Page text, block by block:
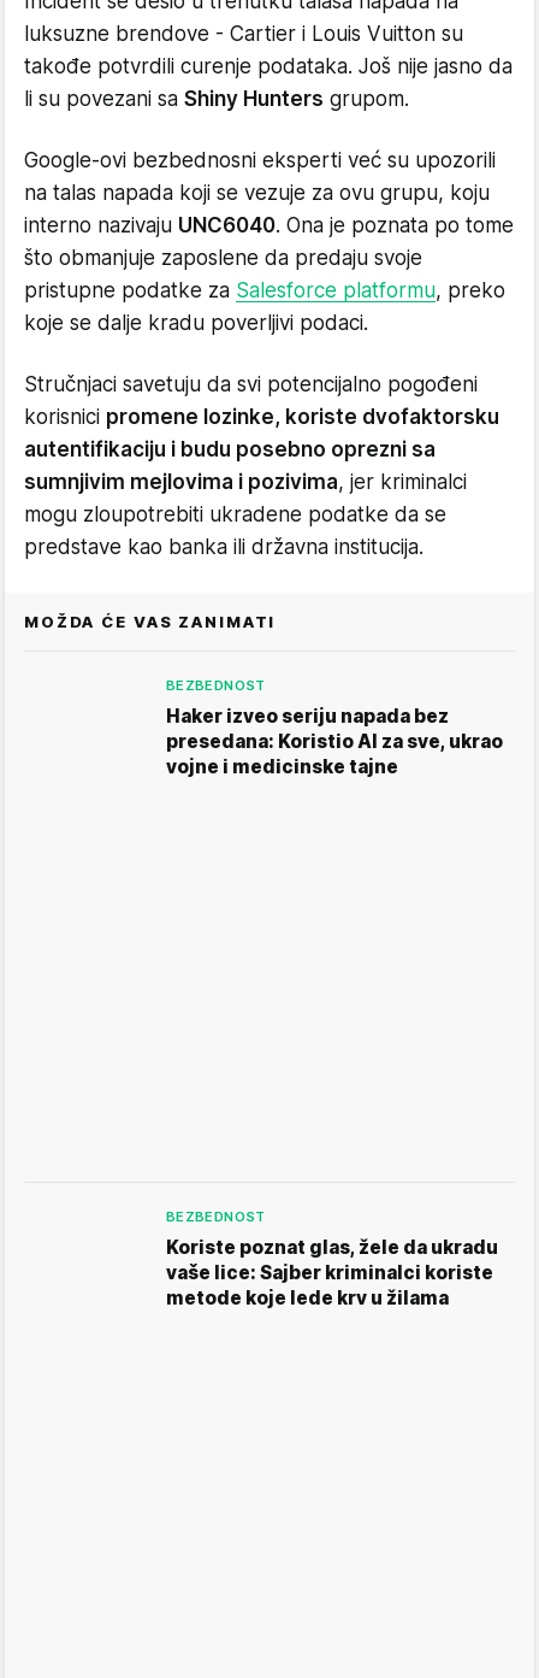
luksuzne brendove - Cartier i Louis Vuitton su
takođe potvrdili curenje podataka. Još nije jasno da
li su povezani sa Shiny Hunters grupom.
Google-ovi bezbednosni eksperti već su upozorili
na talas napada koji se vezuje za ovu grupu, koju
interno nazivaju UNC6040. Ona je poznata po tome
što obmanjuje zaposlene da predaju svoje
pristupne podatke za Salesforce platformu, preko
koje se dalje kradu poverljivi podaci.
Stručnjaci savetuju da svi potencijalno pogođeni
korisnici promene lozinke, koriste dvofaktorsku
autentifikaciju i budu posebno oprezni sa
sumnjivim mejlovima i pozivima, jer kriminalci
mogu zloupotrebiti ukradene podatke da se
predstave kao banka ili državna institucija.
MOŽDA ĆE VAS ZANIMATI
BEZBEDNOST
Haker izveo seriju napada bez
presedana: Koristio AI za sve, ukrao
vojne i medicinske tajne
BEZBEDNOST
Koriste poznat glas, žele da ukradu
vaše lice: Sajber kriminalci koriste
metode koje lede krv u žilama